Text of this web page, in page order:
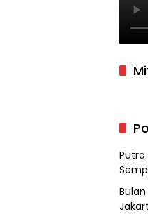
Putra